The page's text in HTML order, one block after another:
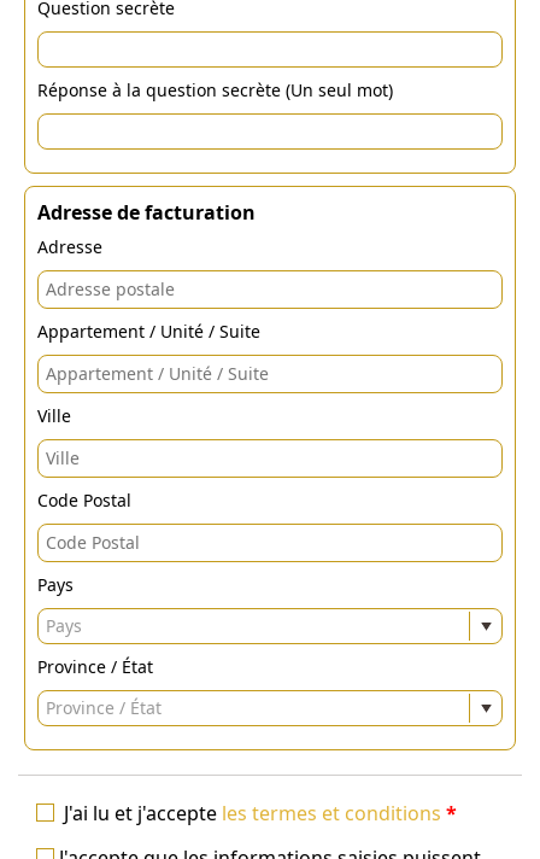
Question secrète
Réponse à la question secrète (Un seul mot)
Adresse de facturation
Adresse
Appartement / Unité / Suite
Ville
Code Postal
Pays
Pays
Province / État
Province / État
J'ai lu et j'accepte les termes et conditions *